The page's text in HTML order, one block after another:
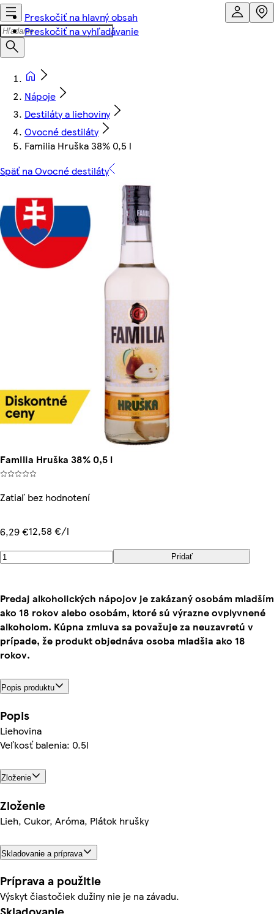
Preskočiť na hlavný obsah
Preskočiť na vyhľadávanie
Nápoje
Destiláty a liehoviny
Ovocné destiláty
Familia Hruška 38% 0,5 l
Späť na Ovocné destiláty
Familia Hruška 38% 0,5 l
Zatiaľ bez hodnotení
6,29 €12,58 €/l
Pridať
Predaj alkoholických nápojov je zakázaný osobám mladším
ako 18 rokov alebo osobám, ktoré sú výrazne ovplyvnené
alkoholom. Kúpna zmluva sa považuje za neuzavretú v
prípade, že produkt objednáva osoba mladšia ako 18
rokov.
Popis produktu
Popis
Liehovina
Veľkosť balenia: 0.5l
Zloženie
Zloženie
Lieh, Cukor, Aróma, Plátok hrušky
Skladovanie a príprava
Príprava a použitie
Výskyt čiastočiek dužiny nie je na závadu.